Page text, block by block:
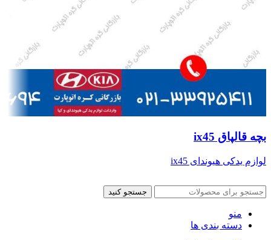
بچه قالپاق ix45
لوازم یدکی هیوندای ix45
جستجو کنید
منو
دسته بندی ها